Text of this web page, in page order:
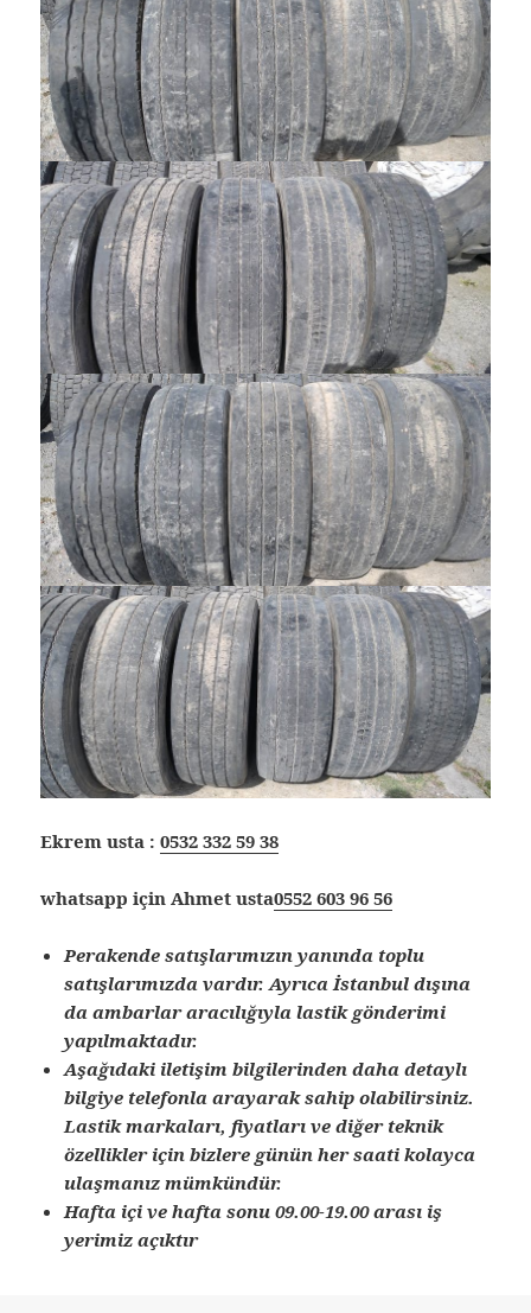
Ekrem usta :0532 332 59 38
whatsapp için Ahmet usta0552 603 96 56
Perakende satışlarımızın yanında toplu
satışlarımızda vardır. Ayrıca İstanbul dışına
da ambarlar aracılığıyla lastik gönderimi
yapılmaktadır.
Aşağıdaki iletişim bilgilerinden daha detaylı
bilgiye telefonla arayarak sahip olabilirsiniz.
Lastik markaları, fiyatları ve diğer teknik
özellikler için bizlere günün her saati kolayca
ulaşmanız mümkündür.
Hafta içi ve hafta sonu 09.00-19.00 arası iş
yerimiz açıktır